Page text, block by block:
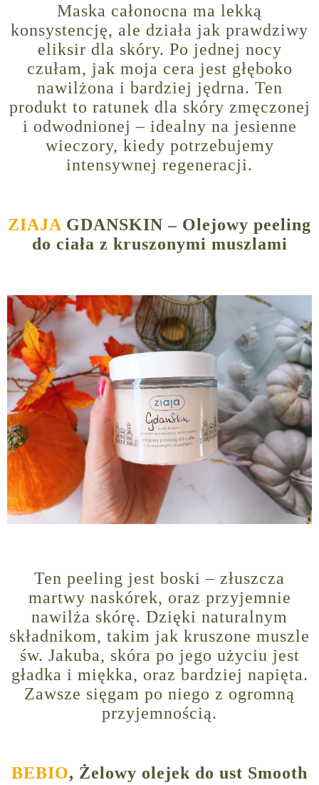
Maska całonocna ma lekką
konsystencję, ale działa jak prawdziwy
eliksir dla skóry. Po jednej nocy
czułam, jak moja cera jest głęboko
nawilżona i bardziej jędrna. Ten
produkt to ratunek dla skóry zmęczonej
i odwodnionej – idealny na jesienne
wieczory, kiedy potrzebujemy
intensywnej regeneracji.
ZIAJA GDANSKIN – Olejowy peeling
do ciała z kruszonymi muszlami
Ten peeling jest boski – złuszcza
martwy naskórek, oraz przyjemnie
nawilża skórę. Dzięki naturalnym
składnikom, takim jak kruszone muszle
św. Jakuba, skóra po jego użyciu jest
gładka i miękka, oraz bardziej napięta.
Zawsze sięgam po niego z ogromną
przyjemnością.
BEBIO, Żelowy olejek do ust Smooth